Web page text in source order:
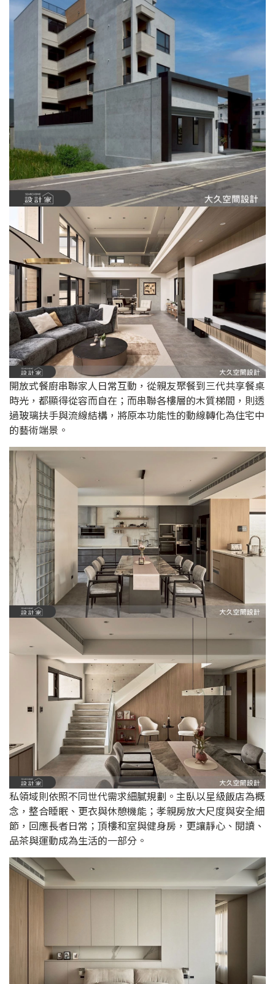
開放式餐廚串聯家人日常互動，從親友聚餐到三代共享餐桌
時光，都顯得從容而自在；而串聯各樓層的木質梯間，則透
過玻璃扶手與流線結構，將原本功能性的動線轉化為住宅中
的藝術端景。
私領域則依照不同世代需求細膩規劃。主臥以星級飯店為概
念，整合睡眠、更衣與休憩機能；孝親房放大尺度與安全細
節，回應長者日常；頂樓和室與健身房，更讓靜心、閱讀、
品茶與運動成為生活的一部分。